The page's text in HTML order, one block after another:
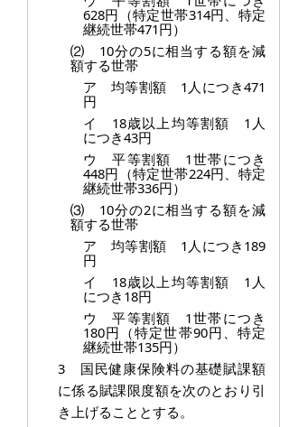
628円（特定世帯314円、特定
継続世帯471円）
⑵ 10分の5に相当する額を減
額する世帯
ア 均等割額 1人につき471
円
イ 18歳以上均等割額 1人
につき43円
ウ 平等割額 1世帯につき
448円（特定世帯224円、特定
継続世帯336円）
⑶ 10分の2に相当する額を減
額する世帯
ア 均等割額 1人につき189
円
イ 18歳以上均等割額 1人
につき18円
ウ 平等割額 1世帯につき
180円（特定世帯90円、特定
継続世帯135円）
3 国民健康保険料の基礎賦課額
に係る賦課限度額を次のとおり引
き上げることとする。